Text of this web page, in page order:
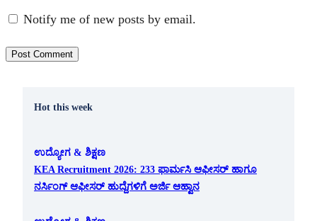
Notify me of new posts by email.
Hot this week
ಉದ್ಯೋಗ & ಶಿಕ್ಷಣ
KEA Recruitment 2026: 233 ಫಾರ್ಮಸಿ ಆಫೀಸರ್ ಹಾಗೂ
ನರ್ಸಿಂಗ್ ಆಫೀಸರ್ ಹುದ್ದೆಗಳಿಗೆ ಅರ್ಜಿ ಆಹ್ವಾನ